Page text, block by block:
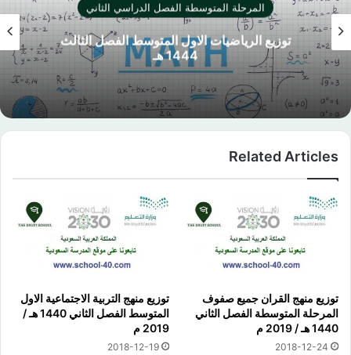
المرحلة المتوسطة الفصل الدراسي الثاني
توزيع الرياضيات الاول المتوسط الفصل الثالث
1444 هـ
Related Articles
توزيع منهج القران جميع صفوف
المرحلة المتوسطة الفصل الثاني
1440 هـ / 2019 م
2018-12-24
توزيع منهج التربية الاجتماعية الاول
المتوسط الفصل الثاني 1440 هـ /
2019 م
2018-12-19